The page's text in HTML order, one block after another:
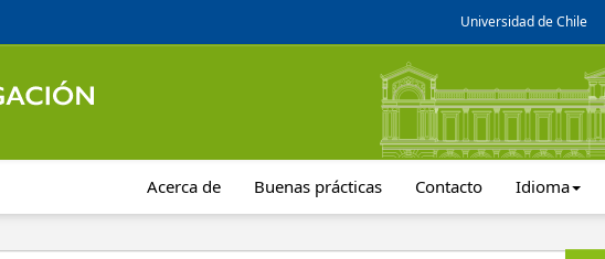
Universidad de Chile
Acerca de Buenas prácticas Contacto Idioma